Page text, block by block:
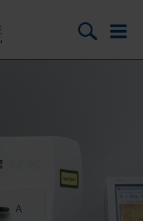
ins Team